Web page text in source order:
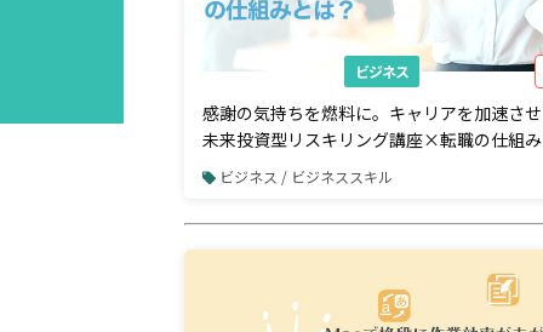
ビジネス
感謝の気持ちを燃料に。キャリアを加速さ
未来投資型リスキリング講座×転職の仕組み
ビジネス / ビジネススキル